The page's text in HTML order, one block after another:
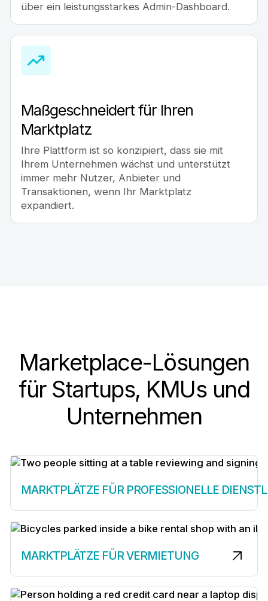
über ein leistungsstarkes Admin-Dashboard.
Maßgeschneidert für Ihren
Marktplatz
Ihre Plattform ist so konzipiert, dass sie mit
Ihrem Unternehmen wächst und unterstützt
immer mehr Nutzer, Anbieter und
Transaktionen, wenn Ihr Marktplatz
expandiert.
Marketplace-Lösungen
für Startups, KMUs und
Unternehmen
MARKTPLÄTZE FÜR PROFESSIONELLE
MARKTPLÄTZE FÜR VERMIETUNG